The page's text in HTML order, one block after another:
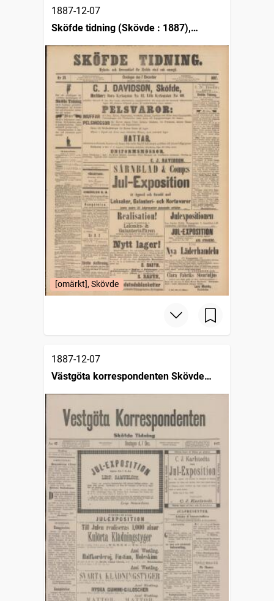
1887-12-07
Sköfde tidning (Skövde : 1887),
[omärkt], Skövde
1887-12-07
Västgöta korrespondenten Skövde